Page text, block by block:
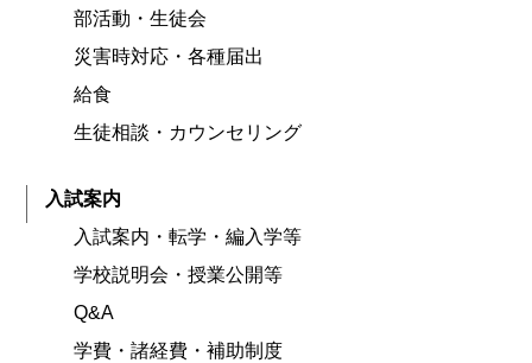
部活動・生徒会
災害時対応・各種届出
給食
生徒相談・カウンセリング
入試案内
入試案内・転学・編入学等
学校説明会・授業公開等
Q&A
学費・諸経費・補助制度